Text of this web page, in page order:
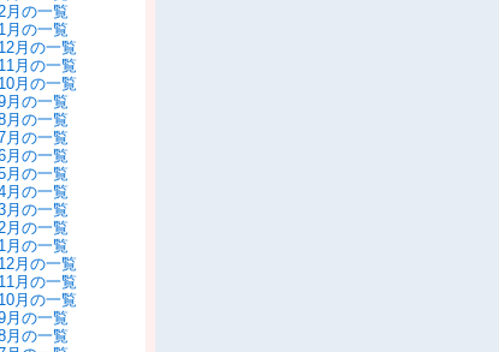
月の一覧
月の一覧
月の一覧
月の一覧
月の一覧
月の一覧
月の一覧
月の一覧
月の一覧
月の一覧
月の一覧
月の一覧
月の一覧
月の一覧
月の一覧
月の一覧
月の一覧
月の一覧
月の一覧